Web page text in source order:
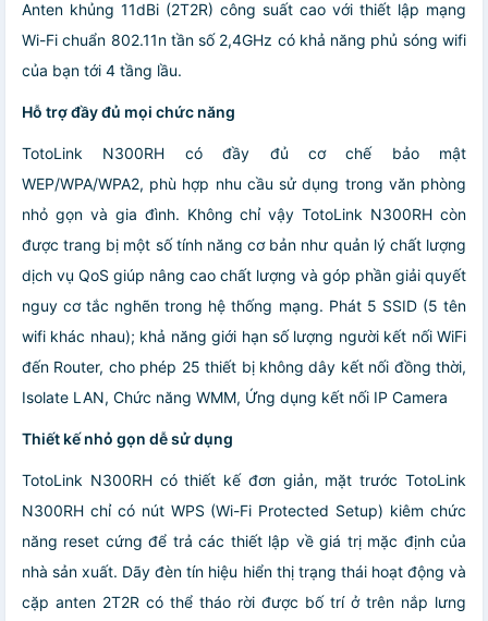
Anten khủng 11dBi (2T2R) công suất cao với thiết lập mạng
Wi-Fi chuẩn 802.11n tần số 2,4GHz có khả năng phủ sóng wifi
của bạn tới 4 tầng lầu.
Hỗ trợ đầy đủ mọi chức năng
TotoLink N300RH có đầy đủ cơ chế bảo mật
WEP/WPA/WPA2, phù hợp nhu cầu sử dụng trong văn phòng
nhỏ gọn và gia đình. Không chỉ vậy TotoLink N300RH còn
được trang bị một số tính năng cơ bản như quản lý chất lượng
dịch vụ QoS giúp nâng cao chất lượng và góp phần giải quyết
nguy cơ tắc nghẽn trong hệ thống mạng. Phát 5 SSID (5 tên
wifi khác nhau); khả năng giới hạn số lượng người kết nối WiFi
đến Router, cho phép 25 thiết bị không dây kết nối đồng thời,
Isolate LAN, Chức năng WMM, Ứng dụng kết nối IP Camera
Thiết kế nhỏ gọn dễ sử dụng
TotoLink N300RH có thiết kế đơn giản, mặt trước TotoLink
N300RH chỉ có nút WPS (Wi-Fi Protected Setup) kiêm chức
năng reset cứng để trả các thiết lập về giá trị mặc định của
nhà sản xuất. Dãy đèn tín hiệu hiển thị trạng thái hoạt động và
cặp anten 2T2R có thể tháo rời được bố trí ở trên nắp lưng